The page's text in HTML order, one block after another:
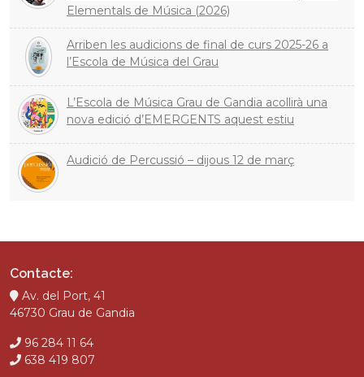
Elementals de Música (2026)
Arriben les audicions de final de curs 2025-26 a
l’Escola de Música del Grau
L’Escola de Música Grau de Gandia acollirà una
nova edició d’EMERGENTS aquest estiu
Audició de Percussió – dijous 12 de març
Contacte:
Av. del Port, 41
46730 Grau de Gandia
96 284 11 64
638 419 807